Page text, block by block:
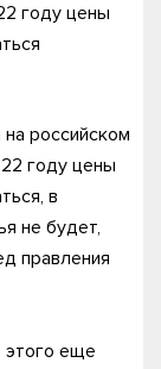
году цены
российском
году цены
в
не будет,
правления
этого еще